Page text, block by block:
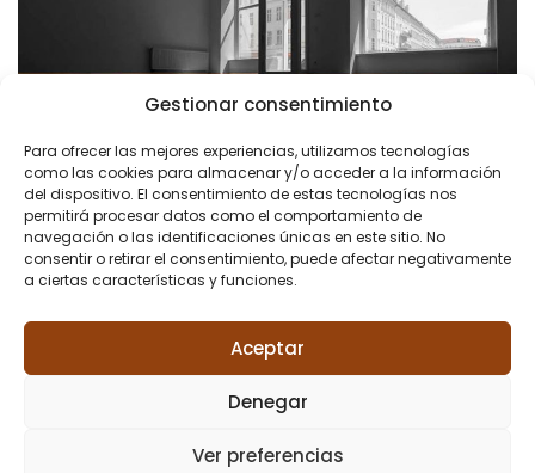
Gestionar consentimiento
Para ofrecer las mejores experiencias, utilizamos tecnologías
como las cookies para almacenar y/o acceder a la información
del dispositivo. El consentimiento de estas tecnologías nos
permitirá procesar datos como el comportamiento de
navegación o las identificaciones únicas en este sitio. No
consentir o retirar el consentimiento, puede afectar negativamente
a ciertas características y funciones.
Aceptar
Denegar
Ver preferencias